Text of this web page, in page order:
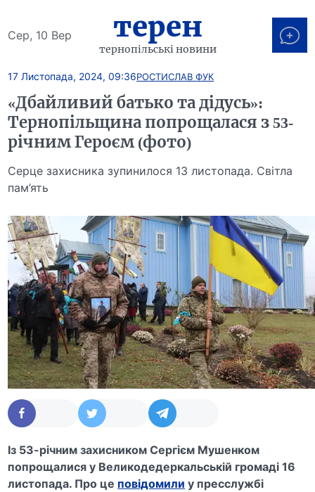
Сер, 10 Вер терен
тернопільські новини
17 Листопада, 2024, 09:36РОСТИСЛАВ ФУК
«Дбайливий батько та дідусь»:
Тернопільщина попрощалася з 53-
річним Героєм (фото)
Серце захисника зупинилося 13 листопада. Світла
пам’ять
Із 53-річним захисником Сергієм Мушенком
попрощалися у Великодедеркальській громаді 16
листопада. Про це повідомили у пресслужбі